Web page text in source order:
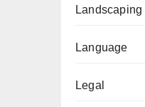
Landscaping
Language
Legal